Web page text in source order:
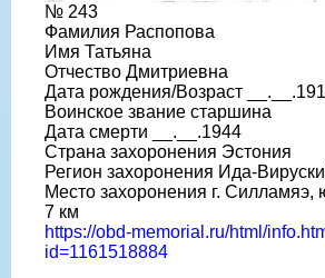
№ 243
Фамилия Распопова
Имя Татьяна
Отчество Дмитриевна
Дата рождения/Возраст
Воинское звание старшина
Дата смерти __.__.1944
Страна захоронения Эстония
Регион захоронения Ида-
Место захоронения г. Силламяэ,
7 км
https://obd-memorial.ru/html/
id=1161518884